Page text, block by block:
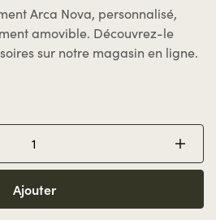
Arca Nova, personnalisé,
amovible. Découvrez-le
sur notre magasin en ligne.
Ajouter